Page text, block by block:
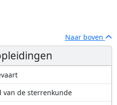
Naar boven
van de sterrenkunde